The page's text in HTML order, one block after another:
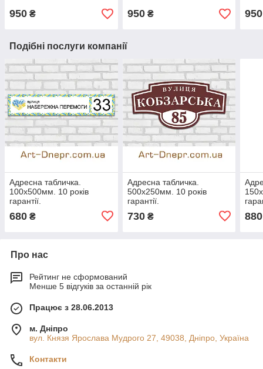
950 ₴ 950₴ 950
Подібні послуги компанії
Адресна табличка.
100х500мм. 10 років
гарантії.
680 ₴
Адресна табличка.
500х250мм. 10 років
гарантії.
730₴ 880
Про нас
Рейтинг не сформований
Менше 5 відгуків за останній рік
Працює з 28.06.2013
м. Дніпро
вул. Князя Ярослава Мудрого 27, 49038, Дніпро, Україна
Контакти